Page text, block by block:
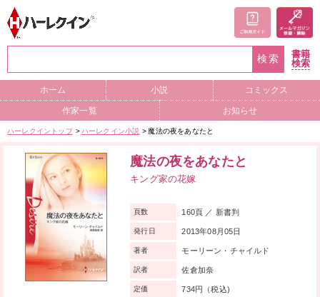
検索
書籍
検索
ホーム 小説 コミックス
作家一覧 お知らせ
ハーレクイントップ ハーレクイン小説 魔法の夜をあなたと
魔法の夜をあなたと
キング家の花嫁
頁数 160頁 ／ 新書判
発行日 2013年08月05日
著者 モーリーン・チャイルド
訳者 佐倉加奈
定価 734円（税込)